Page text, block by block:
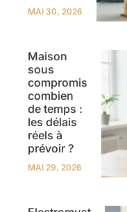
MAI 30, 2026
Maison
sous
compromis
combien
de temps :
les délais
réels à
prévoir ?
MAI 29, 2026